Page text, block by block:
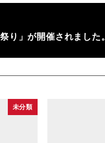
り」が開催されました。
未分類